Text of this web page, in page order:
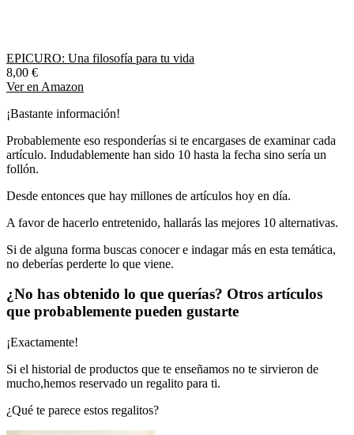
EPICURO: Una filosofía para tu vida
8,00 €
Ver en Amazon
¡Bastante información!
Probablemente eso responderías si te encargases de examinar cada
artículo. Indudablemente han sido 10 hasta la fecha sino sería un
follón.
Desde entonces que hay millones de artículos hoy en día.
A favor de hacerlo entretenido, hallarás las mejores 10 alternativas.
Si de alguna forma buscas conocer e indagar más en esta temática,
no deberías perderte lo que viene.
¿No has obtenido lo que querías? Otros artículos
que probablemente pueden gustarte
¡Exactamente!
Si el historial de productos que te enseñamos no te sirvieron de
mucho,hemos reservado un regalito para ti.
¿Qué te parece estos regalitos?